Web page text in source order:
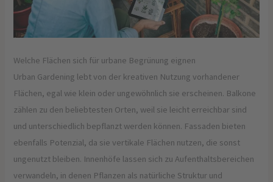
Welche Flächen sich für urbane Begrünung eignen
Urban Gardening lebt von der kreativen Nutzung vorhandener
Flächen, egal wie klein oder ungewöhnlich sie erscheinen. Balkone
zählen zu den beliebtesten Orten, weil sie leicht erreichbar sind
und unterschiedlich bepflanzt werden können. Fassaden bieten
ebenfalls Potenzial, da sie vertikale Flächen nutzen, die sonst
ungenutzt bleiben. Innenhöfe lassen sich zu Aufenthaltsbereichen
verwandeln, in denen Pflanzen als natürliche Struktur und